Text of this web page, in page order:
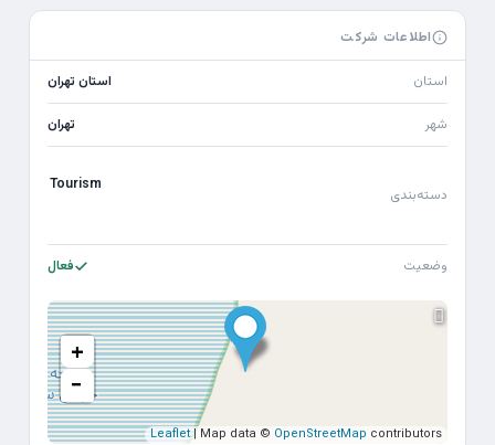
اطلاعات شرکت
استان استان تهران
شهر تهران
دسته‌بندی
Tourism
وضعیت فعال
+
−
Leaflet| Map data © OpenStreetMap contributors